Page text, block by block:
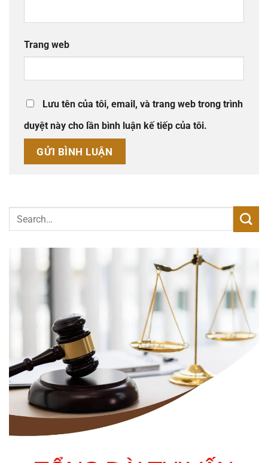
Trang web
Lưu tên của tôi, email, và trang web trong trình
duyệt này cho lần bình luận kế tiếp của tôi.